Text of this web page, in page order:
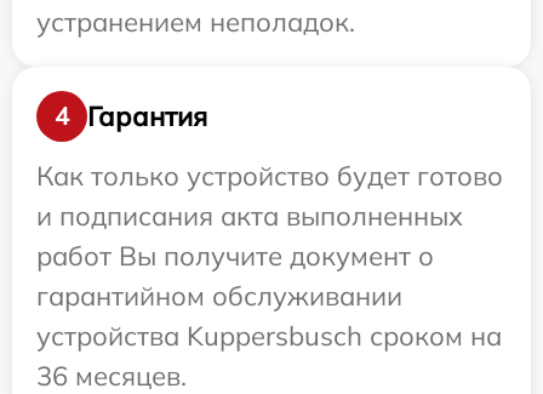
устранением неполадок.
4
Гарантия
Как только устройство будет готово
и подписания акта выполненных
работ Вы получите документ о
гарантийном обслуживании
устройства Kuppersbusch сроком на
36 месяцев.